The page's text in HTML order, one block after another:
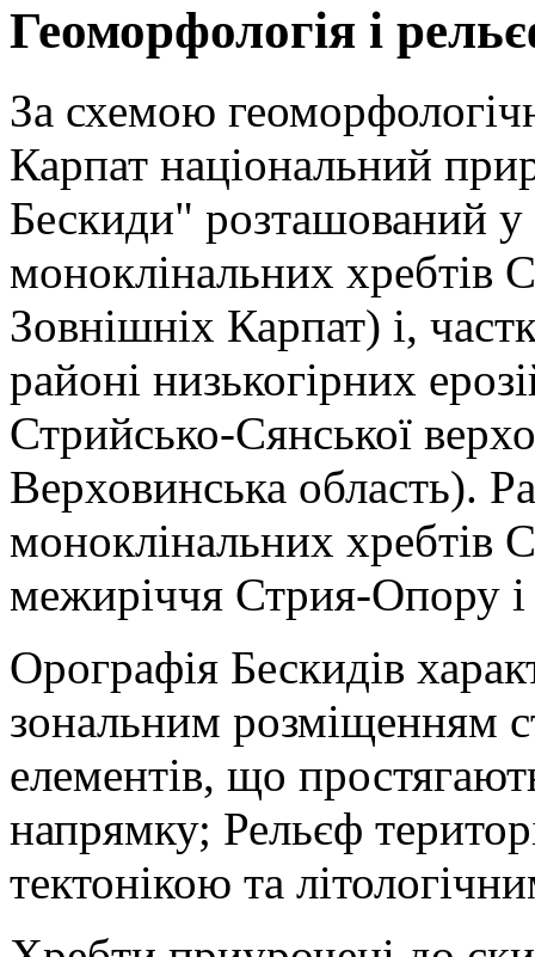
Геоморфологія і
За схемою
Карпат національний
Бескиди" розташований у
моноклінальних хребтів
Зовнішніх Карпат) і,
районі низькогірних
Стрийсько-Сянської
Верховинська область).
моноклінальних хребтів
межиріччя Стрия-Опору
Орографія Бескидів
зональним розміщенням
елементів, що
напрямку; Рельєф
тектонікою та